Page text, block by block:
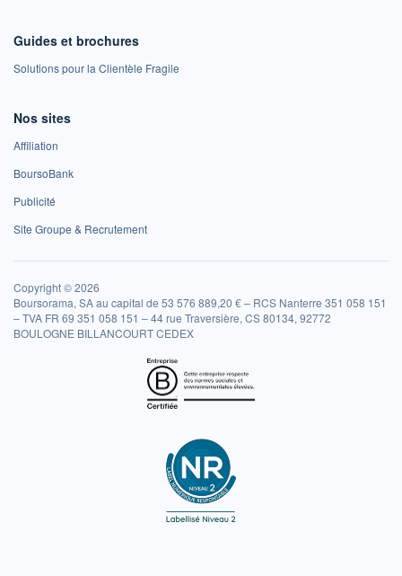
Guides et brochures
Solutions pour la Clientèle Fragile
Nos sites
Affiliation
BoursoBank
Publicité
Site Groupe & Recrutement
Copyright © 2026
Boursorama, SA au capital de 53 576 889,20 € – RCS Nanterre 351 058 151
– TVA FR 69 351 058 151 – 44 rue Traversière, CS 80134, 92772
BOULOGNE BILLANCOURT CEDEX